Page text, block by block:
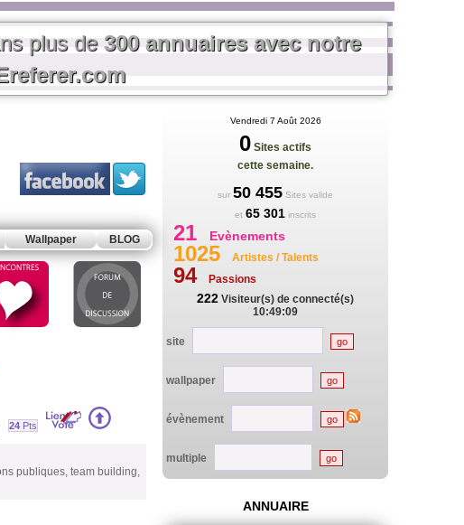
plus de300 annuaires avec notre
Wallpaper BLOG
24 Pts
publiques, team building,
Vendredi 7 Août 2026
0 Sites actifs
cette semaine.
sur 50 455 Sites valide
et 65 301 inscrits
21 Evènements
1025 Artistes / Talents
94 Passions
222 Visiteur(s) de connecté(s)
10:49:09
site
wallpaper
évènement
multiple
ANNUAIRE